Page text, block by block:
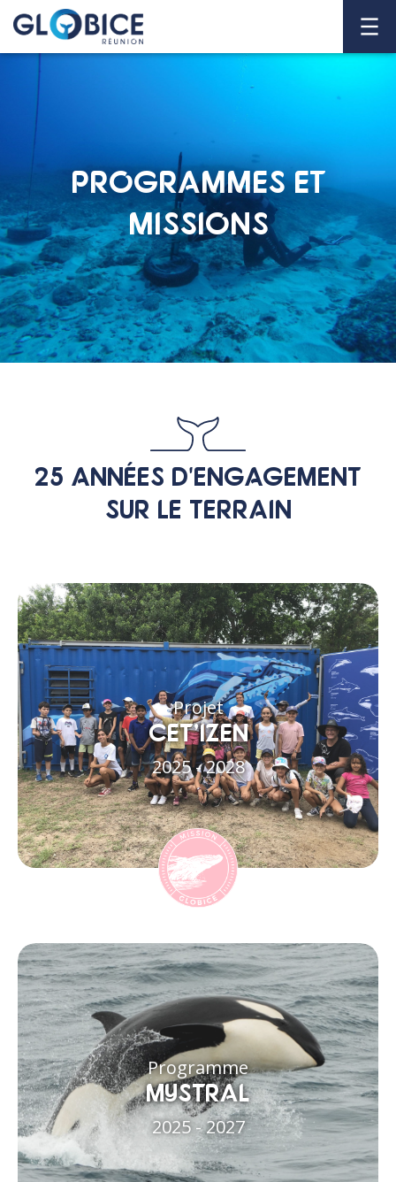
PROGRAMMES ET
MISSIONS
25 ANNÉES D'ENGAGEMENT
SUR LE TERRAIN
Projet
CET’IZEN
2025 - 2028
Programme
MYSTRAL
2025 - 2027